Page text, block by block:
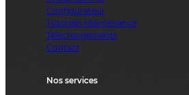
Configurateur
Tutoriels Maintenance
Téléchargements
Contact
Nos services